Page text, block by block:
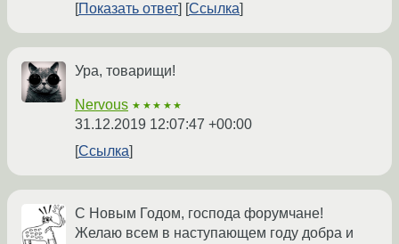
Показать ответ
Ссылка
Ура, товарищи!
Nervous ★★★★★
31.12.2019 12:07:47 +00:00
Ссылка
С Новым Годом, господа форумчане!
Желаю всем в наступающем году добра и